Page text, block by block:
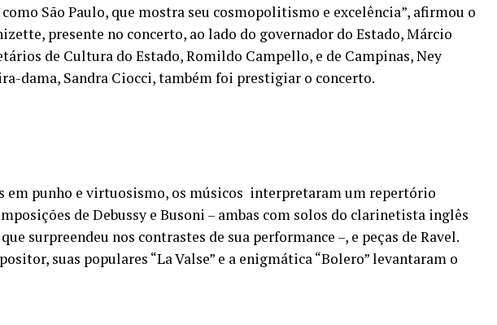
São Paulo, que mostra seu cosmopolitismo e excelência”, afirmou o
presente no concerto, ao lado do governador do Estado, Márcio
de Cultura do Estado, Romildo Campello, e de Campinas, Ney
dama, Sandra Ciocci, também foi prestigiar o concerto.
em punho e virtuosismo, os músicos interpretaram um repertório
de Debussy e Busoni – ambas com solos do clarinetista inglês
surpreendeu nos contrastes de sua performance –, e peças de Ravel.
suas populares “La Valse” e a enigmática “Bolero” levantaram o